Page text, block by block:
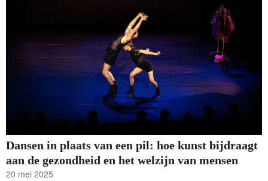
Dansen in plaats van een pil: hoe kunst bijdraagt
aan de gezondheid en het welzijn van mensen
20 mei 2025